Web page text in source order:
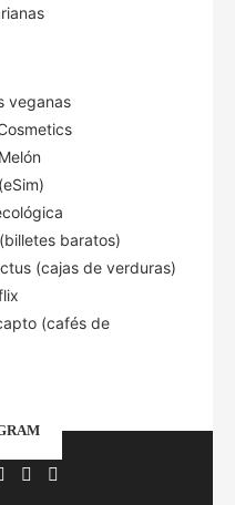
veganas
baratos)
(cajas de verduras)
(cafés de